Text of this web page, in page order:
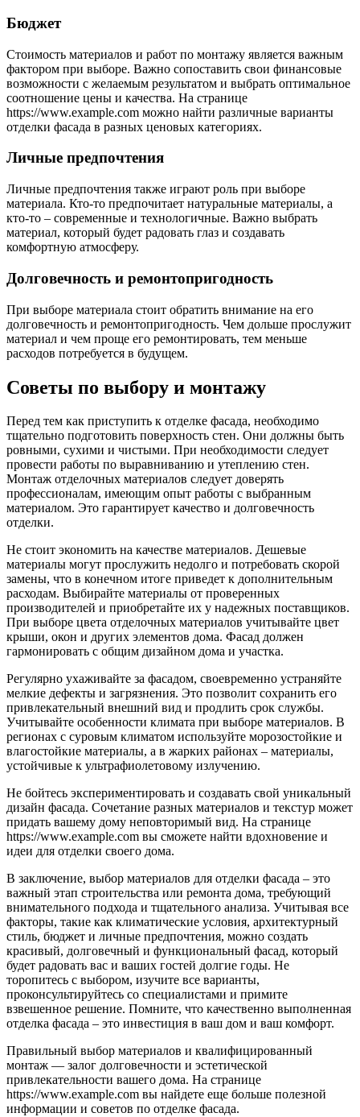
Бюджет
Стоимость материалов и работ по монтажу является важным
фактором при выборе. Важно сопоставить свои финансовые
возможности с желаемым результатом и выбрать оптимальное
соотношение цены и качества. На странице
https://www.example.com можно найти различные варианты
отделки фасада в разных ценовых категориях.
Личные предпочтения
Личные предпочтения также играют роль при выборе
материала. Кто-то предпочитает натуральные материалы, а
кто-то – современные и технологичные. Важно выбрать
материал, который будет радовать глаз и создавать
комфортную атмосферу.
Долговечность и ремонтопригодность
При выборе материала стоит обратить внимание на его
долговечность и ремонтопригодность. Чем дольше прослужит
материал и чем проще его ремонтировать, тем меньше
расходов потребуется в будущем.
Советы по выбору и монтажу
Перед тем как приступить к отделке фасада, необходимо
тщательно подготовить поверхность стен. Они должны быть
ровными, сухими и чистыми. При необходимости следует
провести работы по выравниванию и утеплению стен.
Монтаж отделочных материалов следует доверять
профессионалам, имеющим опыт работы с выбранным
материалом. Это гарантирует качество и долговечность
отделки.
Не стоит экономить на качестве материалов. Дешевые
материалы могут прослужить недолго и потребовать скорой
замены, что в конечном итоге приведет к дополнительным
расходам. Выбирайте материалы от проверенных
производителей и приобретайте их у надежных поставщиков.
При выборе цвета отделочных материалов учитывайте цвет
крыши, окон и других элементов дома. Фасад должен
гармонировать с общим дизайном дома и участка.
Регулярно ухаживайте за фасадом, своевременно устраняйте
мелкие дефекты и загрязнения. Это позволит сохранить его
привлекательный внешний вид и продлить срок службы.
Учитывайте особенности климата при выборе материалов. В
регионах с суровым климатом используйте морозостойкие и
влагостойкие материалы, а в жарких районах – материалы,
устойчивые к ультрафиолетовому излучению.
Не бойтесь экспериментировать и создавать свой уникальный
дизайн фасада. Сочетание разных материалов и текстур может
придать вашему дому неповторимый вид. На странице
https://www.example.com вы сможете найти вдохновение и
идеи для отделки своего дома.
В заключение, выбор материалов для отделки фасада – это
важный этап строительства или ремонта дома, требующий
внимательного подхода и тщательного анализа. Учитывая все
факторы, такие как климатические условия, архитектурный
стиль, бюджет и личные предпочтения, можно создать
красивый, долговечный и функциональный фасад, который
будет радовать вас и ваших гостей долгие годы. Не
торопитесь с выбором, изучите все варианты,
проконсультируйтесь со специалистами и примите
взвешенное решение. Помните, что качественно выполненная
отделка фасада – это инвестиция в ваш дом и ваш комфорт.
Правильный выбор материалов и квалифицированный
монтаж — залог долговечности и эстетической
привлекательности вашего дома. На странице
https://www.example.com вы найдете еще больше полезной
информации и советов по отделке фасада.